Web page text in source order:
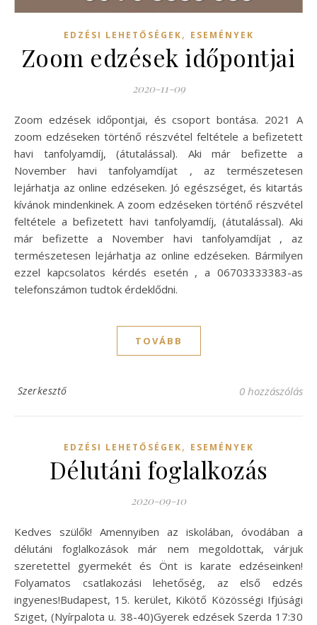
EDZÉSI LEHETŐSÉGEK, ESEMÉNYEK
Zoom edzések időpontjai
2020-11-09
Zoom edzések időpontjai, és csoport bontása. 2021 A
zoom edzéseken történő részvétel feltétele a befizetett
havi tanfolyamdíj, (átutalással). Aki már befizette a
November havi tanfolyamdíjat , az természetesen
lejárhatja az online edzéseken. Jó egészséget, és kitartás
kívánok mindenkinek. A zoom edzéseken történő részvétel
feltétele a befizetett havi tanfolyamdíj, (átutalással). Aki
már befizette a November havi tanfolyamdíjat , az
természetesen lejárhatja az online edzéseken. Bármilyen
ezzel kapcsolatos kérdés esetén , a 06703333383-as
telefonszámon tudtok érdeklődni.
TOVÁBB
Szerkesztő 0 hozzászólás
EDZÉSI LEHETŐSÉGEK, ESEMÉNYEK
Délutáni foglalkozás
2020-09-10
Kedves szülők! Amennyiben az iskolában, óvodában a
délutáni foglalkozások már nem megoldottak, várjuk
szeretettel gyermekét és Önt is karate edzéseinken!
Folyamatos csatlakozási lehetőség, az első edzés
ingyenes!Budapest, 15. kerület, Kikötő Közösségi Ifjúsági
Sziget, (Nyírpalota u. 38-40)Gyerek edzések Szerda 17:30